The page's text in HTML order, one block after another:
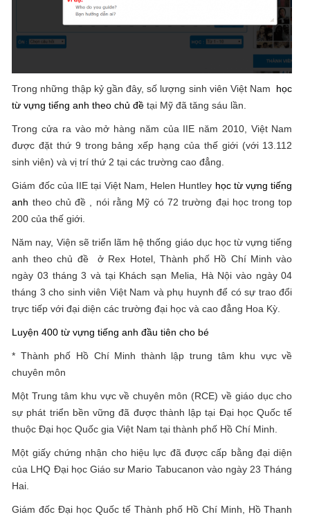
Trong những thập kỷ gần đây, số lượng sinh viên Việt Nam học
từ vựng tiếng anh theo chủ đề tại Mỹ đã tăng sáu lần.
Trong cửa ra vào mở hàng năm của IIE năm 2010, Việt Nam
được đặt thứ 9 trong bảng xếp hạng của thế giới (với 13.112
sinh viên) và vị trí thứ 2 tại các trường cao đẳng.
Giám đốc của IIE tại Việt Nam, Helen Huntley học từ vựng tiếng
anh theo chủ đề , nói rằng Mỹ có 72 trường đại học trong top
200 của thế giới.
Năm nay, Viện sẽ triển lãm hệ thống giáo dục học từ vựng tiếng
anh theo chủ đề ở Rex Hotel, Thành phố Hồ Chí Minh vào
ngày 03 tháng 3 và tại Khách sạn Melia, Hà Nội vào ngày 04
tháng 3 cho sinh viên Việt Nam và phụ huynh để có sự trao đổi
trực tiếp với đại diện các trường đại học và cao đẳng Hoa Kỳ.
Luyện 400 từ vựng tiếng anh đầu tiên cho bé
* Thành phố Hồ Chí Minh thành lập trung tâm khu vực về
chuyên môn
Một Trung tâm khu vực về chuyên môn (RCE) về giáo dục cho
sự phát triển bền vững đã được thành lập tại Đại học Quốc tế
thuộc Đại học Quốc gia Việt Nam tại thành phố Hồ Chí Minh.
Một giấy chứng nhận cho hiệu lực đã được cấp bằng đại diện
của LHQ Đại học Giáo sư Mario Tabucanon vào ngày 23 Tháng
Hai.
Giám đốc Đại học Quốc tế Thành phố Hồ Chí Minh, Hồ Thanh